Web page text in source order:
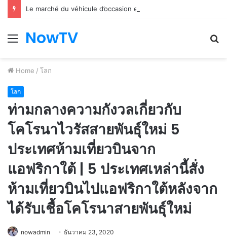
Le marché du véhicule d’occasion en plein essor
Menu
NowTV
Home / โลก
โลก
ท่ามกลางความกังวลเกี่ยวกับ
โคโรนาไวรัสสายพันธุ์ใหม่ 5
ประเทศห้ามเที่ยวบินจาก
แอฟริกาใต้ | 5 ประเทศเหล่านี้สั่ง
ห้ามเที่ยวบินไปแอฟริกาใต้หลังจาก
ได้รับเชื้อโคโรนาสายพันธุ์ใหม่
nowadmin ธันวาคม 23, 2020